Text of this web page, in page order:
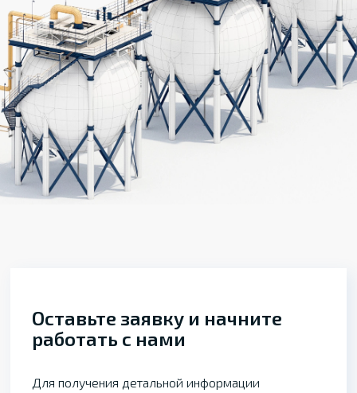
Оставьте заявку и начните
работать с нами
Для получения детальной информации